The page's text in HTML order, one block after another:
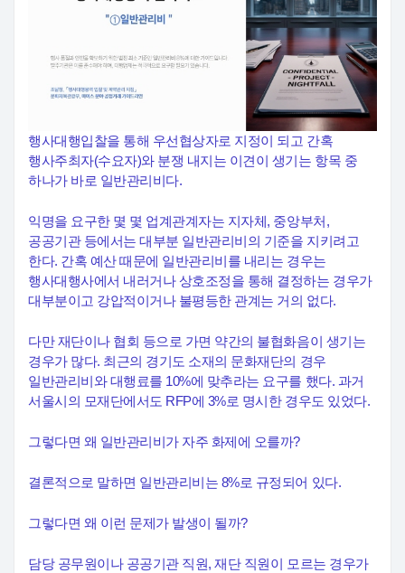
행사대행입찰을 통해 우선협상자로 지정이 되고 간혹
행사주최자(수요자)와 분쟁 내지는 이견이 생기는 항목 중
하나가 바로 일반관리비다.
익명을 요구한 몇 몇 업계관계자는 지자체, 중앙부처,
공공기관 등에서는 대부분 일반관리비의 기준을 지키려고
한다. 간혹 예산 때문에 일반관리비를 내리는 경우는
행사대행사에서 내러거나 상호조정을 통해 결정하는 경우가
대부분이고 강압적이거나 불평등한 관계는 거의 없다.
다만 재단이나 협회 등으로 가면 약간의 불협화음이 생기는
경우가 많다. 최근의 경기도 소재의 문화재단의 경우
일반관리비와 대행료를 10%에 맞추라는 요구를 했다. 과거
서울시의 모재단에서도 RFP에 3%로 명시한 경우도 있었다.
그렇다면 왜 일반관리비가 자주 화제에 오를까?
결론적으로 말하면 일반관리비는 8%로 규정되어 있다.
그렇다면 왜 이런 문제가 발생이 될까?
담당 공무원이나 공공기관 직원, 재단 직원이 모르는 경우가